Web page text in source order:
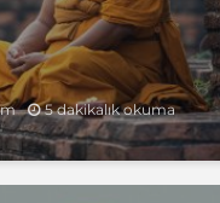
5 dakikalık okuma